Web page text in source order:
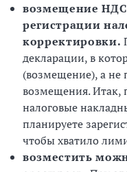
возмещение
регистрации
корректировки.
декларации, в
(возмещение), а не
возмещения. Итак,
налоговые
планируете
чтобы хватило
возместить